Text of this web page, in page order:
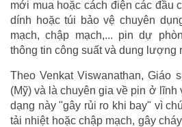
mới mua hoặc cách điện các đầu
dính hoặc túi bảo vệ chuyên
mạch, chập mạch,... pin dự
thông tin công suất và dung lượng
Theo Venkat Viswanathan, Giáo
(Mỹ) và là chuyên gia về pin ở lĩnh
dạng này "gây rủi ro khi bay" vì
tải nhiệt hoặc chập mạch, gây